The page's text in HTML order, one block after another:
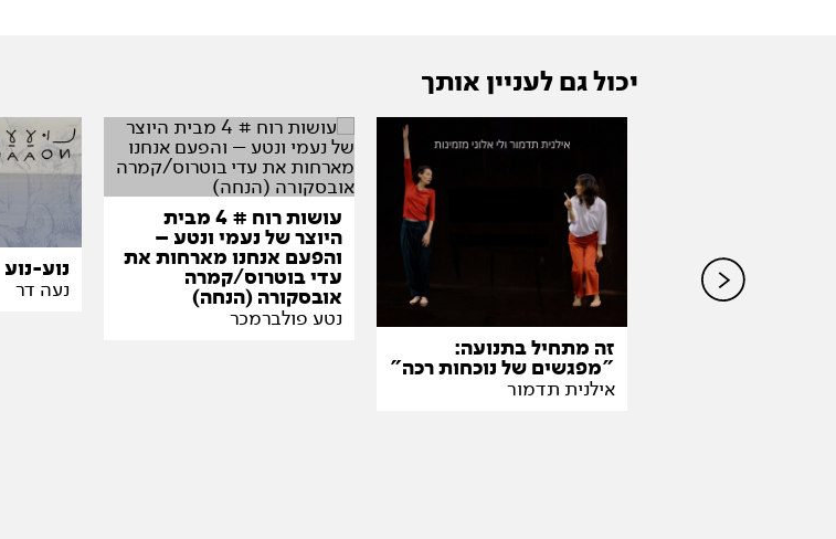
יכול גם לעניין אותך
משהו עם קודש
זה מתחיל בתנועה:
"מפגשים של נוכחות רכה"
אילנית תדמור
עושות רוח # 4 מבית
היוצר של נעמי ונטע –
והפעם אנחנו מארחות את
עדי בוטרוס/קמרה
אובסקורה (הנחה)
נטע פולברמכר
נוע-נוע
נעה דר